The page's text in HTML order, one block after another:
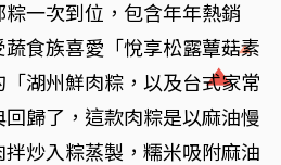
一次到位，包含年年熱銷
蔬食族喜愛「悅享松露蕈菇素
湖州鮮肉粽，以及台式家常
回歸了，這款肉粽是以麻油慢
炒入粽蒸製，糯米吸附麻油